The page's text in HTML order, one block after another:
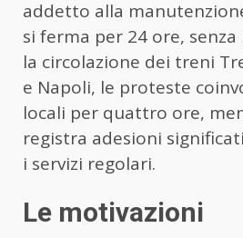
addetto alla
si ferma per 24 ore,
la circolazione dei treni
e Napoli, le proteste
locali per quattro ore,
registra adesioni
i servizi regolari.
Le motivazioni